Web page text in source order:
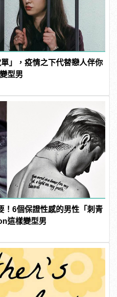
」，疫情之下代替戀人伴你
型男
！6個保證性感的男性「刺青
這樣變型男